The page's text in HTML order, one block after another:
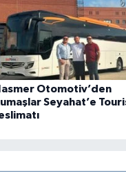
Otomotiv’den
Seyahat’e